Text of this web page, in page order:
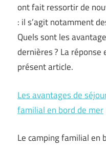
ont fait ressortir de
: il s’agit notamment
Quels sont les
dernières ? La réponse
présent article.
Les avantages de
familial en bord de mer
Le camping familial en